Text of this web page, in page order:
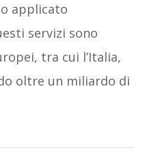
applicato
servizi sono
tra cui l’Italia,
oltre un miliardo di